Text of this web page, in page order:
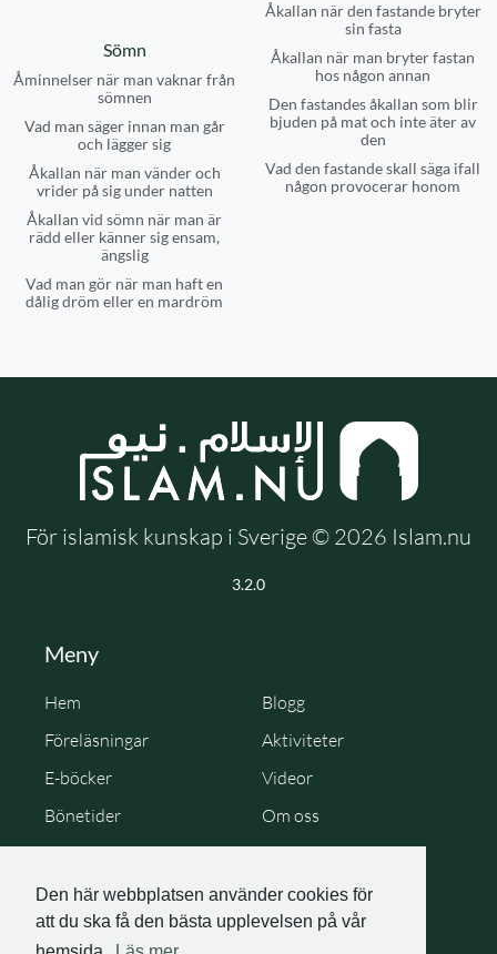
Den här webbplatsen använder cookies för
att du ska få den bästa upplevelsen på vår
Åkallan när den fastande bryter
sin fasta
Åkallan när man bryter fastan
hos någon annan
Den fastandes åkallan som blir
bjuden på mat och inte äter av
den
Vad den fastande skall säga ifall
någon provocerar honom
Sömn
Åminnelser när man vaknar från
sömnen
Vad man säger innan man går
och lägger sig
Åkallan när man vänder och
vrider på sig under natten
Åkallan vid sömn när man är
rädd eller känner sig ensam,
ängslig
Vad man gör när man haft en
dålig dröm eller en mardröm
För islamisk kunskap i Sverige © 2026 Islam.nu
3.2.0
Meny
Hem
Blogg
Föreläsningar
Aktiviteter
E-böcker
Videor
Bönetider
Om oss
Cookie Policy
Personuppgiftspolicy